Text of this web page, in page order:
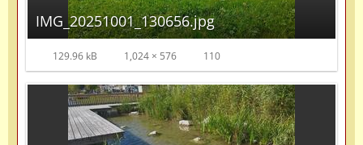
IMG_20251001_130656.jpg
129.96 kB 1,024 × 576 110